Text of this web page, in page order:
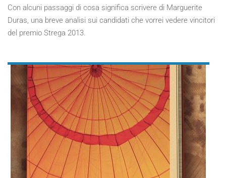
Con alcuni passaggi di cosa significa scrivere di Marguerite
Duras, una breve analisi sui candidati che vorrei vedere vincitori
del premio Strega 2013.